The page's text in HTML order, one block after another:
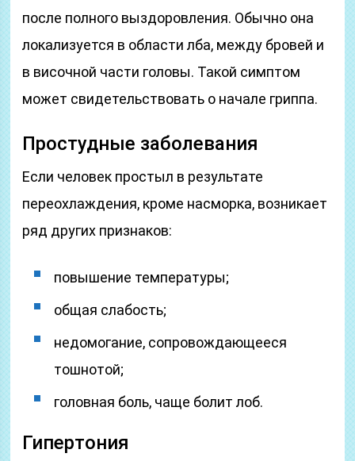
после полного выздоровления. Обычно она
локализуется в области лба, между бровей и
в височной части головы. Такой симптом
может свидетельствовать о начале гриппа.
Простудные заболевания
Если человек простыл в результате
переохлаждения, кроме насморка, возникает
ряд других признаков:
повышение температуры;
общая слабость;
недомогание, сопровождающееся
тошнотой;
головная боль, чаще болит лоб.
Гипертония